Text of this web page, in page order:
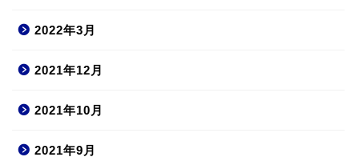
2022年3月
2021年12月
2021年10月
2021年9月